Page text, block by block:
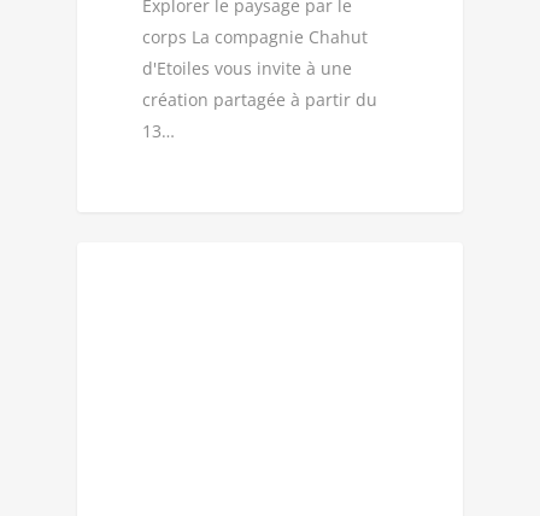
Explorer le paysage par le
corps La compagnie Chahut
d'Etoiles vous invite à une
création partagée à partir du
13…